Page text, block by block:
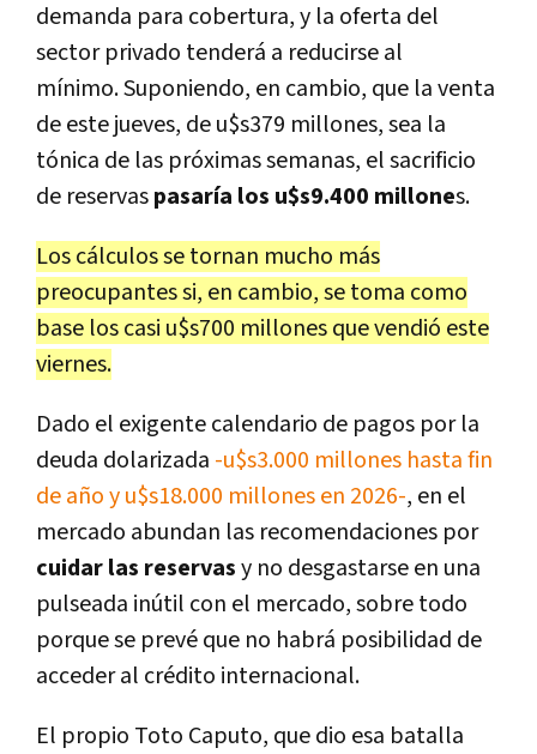
demanda para cobertura, y la oferta del
sector privado tenderá a reducirse al
mínimo. Suponiendo, en cambio, que la venta
de este jueves, de u$s379 millones, sea la
tónica de las próximas semanas, el sacrificio
de reservaspasaría los u$s9.400 millones.
Los cálculos se tornan mucho más
preocupantes si, en cambio, se toma como
base los casi u$s700 millones que vendió este
viernes.
Dado el exigente calendario de pagos por la
deuda dolarizada -u$s3.000 millones hasta fin
de año y u$s18.000 millones en 2026-, en el
mercado abundan las recomendaciones por
cuidar las reservasy no desgastarse en una
pulseada inútil con el mercado,sobre todo
porque se prevé que no habrá posibilidad de
acceder al crédito internacional.
El propio Toto Caputo, que dio esa batalla